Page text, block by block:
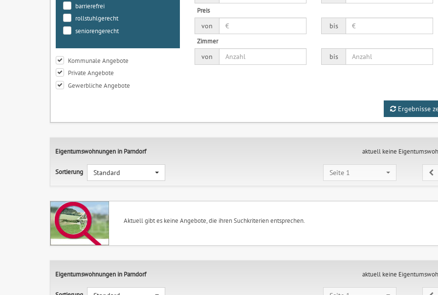
barrierefrei
rollstuhlgerecht
seniorengerecht
Kommunale Angebote
Private Angebote
Gewerbliche Angebote
Preis
von
bis
Zimmer
von
bis
Ergebnisse
Eigentumswohnungen in Parndorf
Sortierung Standard
aktuell keine
Seite 1
Aktuell gibt es keine Angebote, die ihren Suchkriterien entsprechen.
Eigentumswohnungen in Parndorf aktuell keine